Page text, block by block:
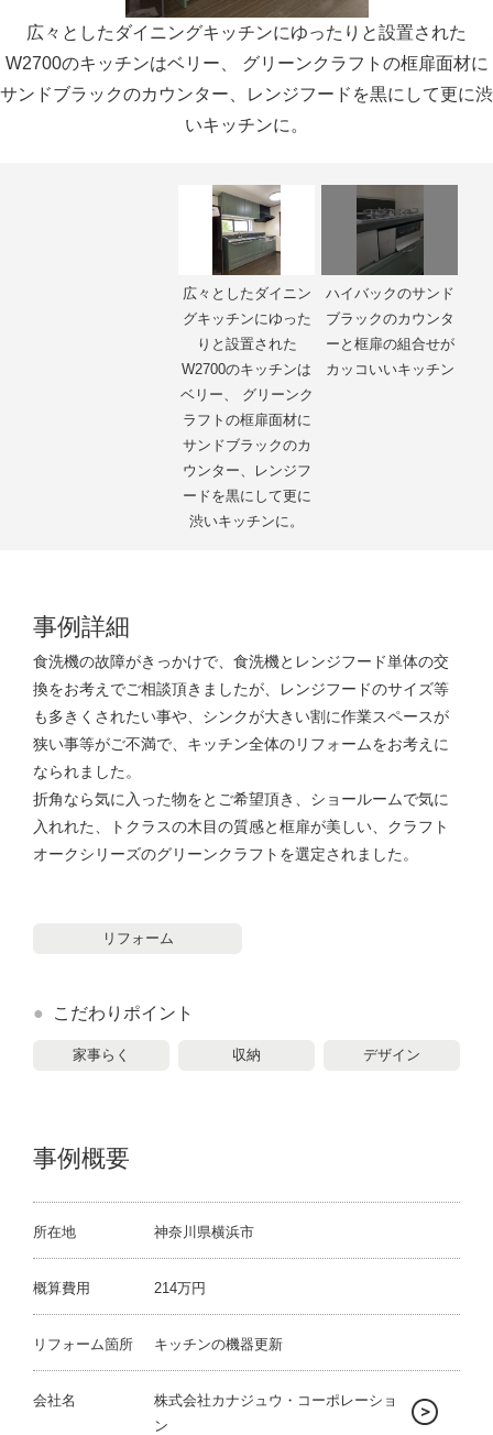
広々としたダイニングキッチンにゆったりと設置された
W2700のキッチンはベリー、 グリーンクラフトの框扉面材に
サンドブラックのカウンター、レンジフードを黒にして更に渋
いキッチンに。
広々としたダイニン
グキッチンにゆった
りと設置された
W2700のキッチンは
ベリー、 グリーンク
ラフトの框扉面材に
サンドブラックのカ
ウンター、レンジフ
ードを黒にして更に
渋いキッチンに。
ハイバックのサンド
ブラックのカウンタ
ーと框扉の組合せが
カッコいいキッチン
事例詳細
食洗機の故障がきっかけで、食洗機とレンジフード単体の交
換をお考えでご相談頂きましたが、レンジフードのサイズ等
も多きくされたい事や、シンクが大きい割に作業スペースが
狭い事等がご不満で、キッチン全体のリフォームをお考えに
なられました。
折角なら気に入った物をとご希望頂き、ショールームで気に
入れれた、トクラスの木目の質感と框扉が美しい、クラフト
オークシリーズのグリーンクラフトを選定されました。
リフォーム
こだわりポイント
家事らく 収納 デザイン
事例概要
所在地 神奈川県横浜市
概算費用 214万円
リフォーム箇所 キッチンの機器更新
会社名
株式会社カナジュウ・コーポレーショ
ン